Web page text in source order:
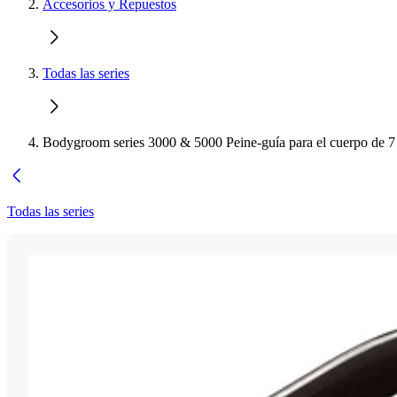
Accesorios y Repuestos
Todas las series
Bodygroom series 3000 & 5000 Peine-guía para el cuerpo de
Todas las series